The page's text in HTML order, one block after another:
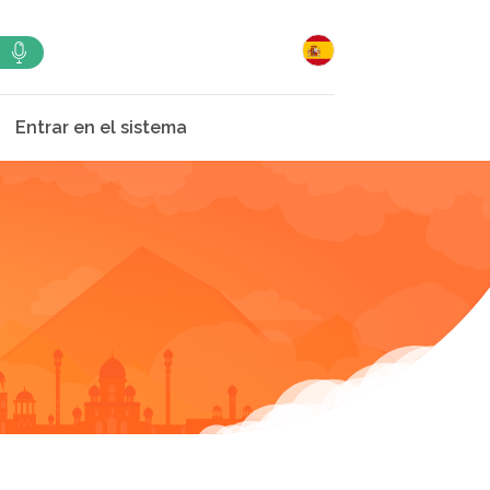
Entrar en el sistema